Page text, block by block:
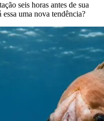
seis horas antes de sua
uma nova tendência?